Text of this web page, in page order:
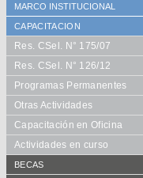
MARCO INSTITUCIONAL
CAPACITACION
Res. CSel. N° 175/07
Res. CSel. N° 126/12
Programas Permanentes
Otras Actividades
Capacitación en Oficina
Actividades en curso
BECAS